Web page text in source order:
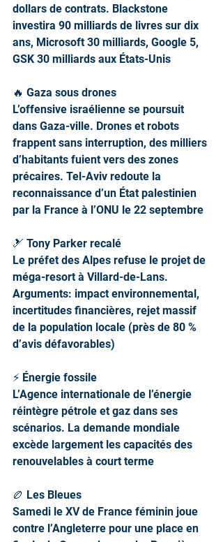
dollars de contrats. Blackstone
investira 90 milliards de livres sur dix
ans, Microsoft 30 milliards, Google 5,
GSK 30 milliards aux États-Unis
🔥 Gaza sous drones
L’offensive israélienne se poursuit
dans Gaza-ville. Drones et robots
frappent sans interruption, des milliers
d’habitants fuient vers des zones
précaires. Tel-Aviv redoute la
reconnaissance d’un État palestinien
par la France à l’ONU le 22 septembre
🎿 Tony Parker recalé
Le préfet des Alpes refuse le projet de
méga-resort à Villard-de-Lans.
Arguments: impact environnemental,
incertitudes financières, rejet massif
de la population locale (près de 80 %
d’avis défavorables)
⚡️ Énergie fossile
L’Agence internationale de l’énergie
réintègre pétrole et gaz dans ses
scénarios. La demande mondiale
excède largement les capacités des
renouvelables à court terme
🏉 Les Bleues
Samedi le XV de France féminin joue
contre l’Angleterre pour une place en